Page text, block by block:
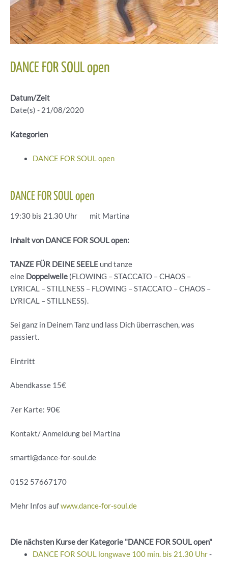
DANCE FOR SOUL open
Datum/Zeit
Date(s) - 21/08/2020
Kategorien
DANCE FOR SOUL open
DANCE FOR SOUL open
19:30 bis 21.30 Uhr mit Martina
Inhalt von DANCE FOR SOUL open:
TANZE FÜR DEINE SEELE und tanze
eine Doppelwelle (FLOWING – STACCATO – CHAOS –
LYRICAL – STILLNESS – FLOWING – STACCATO – CHAOS –
LYRICAL – STILLNESS).
Sei ganz in Deinem Tanz und lass Dich überraschen, was
passiert.
Eintritt
Abendkasse 15€
7er Karte: 90€
Kontakt/ Anmeldung bei Martina
smarti@dance-for-soul.de
0152 57667170
Mehr Infos aufwww.dance-for-soul.de
Die nächsten Kurse der Kategorie "DANCE FOR SOUL open"
DANCE FOR SOUL longwave 100 min. bis 21.30 Uhr-